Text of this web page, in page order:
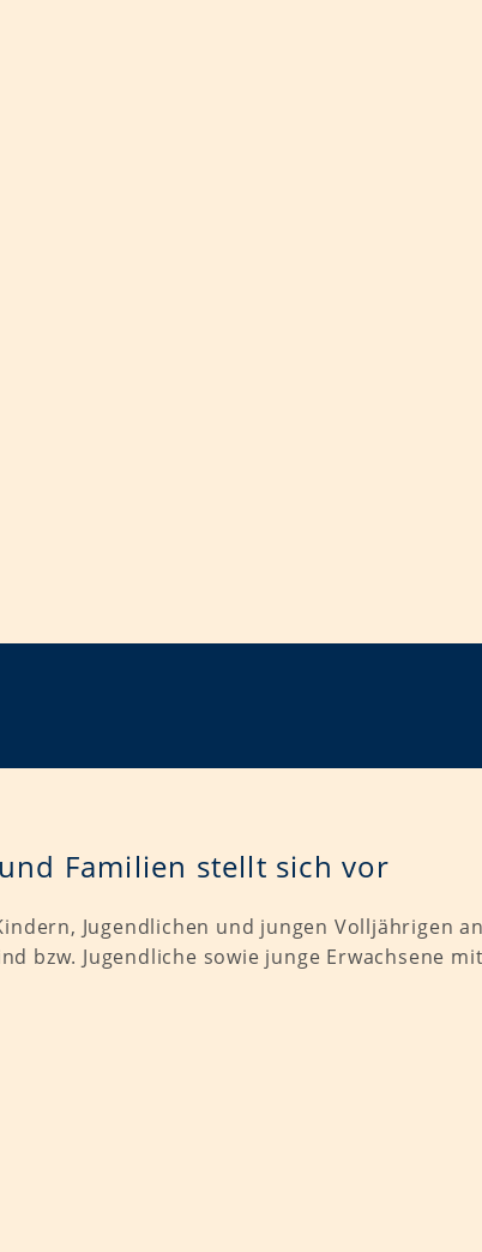
Familien stellt sich vor
Jugendlichen und jungen Volljährigen
Jugendliche sowie junge Erwachsene